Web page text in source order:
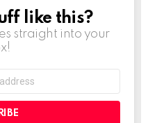
like this?
straight into your